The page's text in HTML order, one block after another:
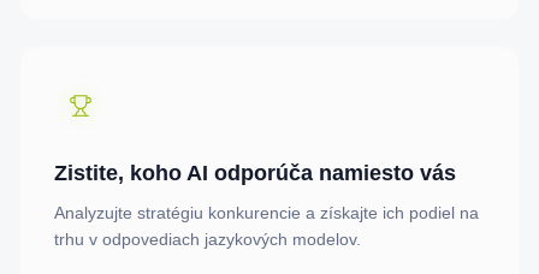
Zistite, koho AI odporúča namiesto vás
Analyzujte stratégiu konkurencie a získajte ich podiel na
trhu v odpovediach jazykových modelov.